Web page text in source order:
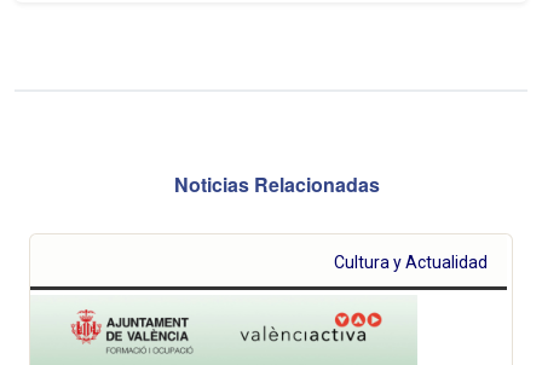
Noticias Relacionadas
Cultura y Actualidad